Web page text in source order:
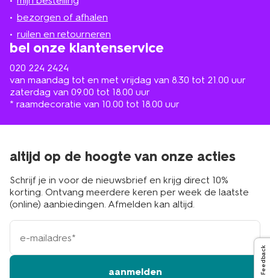
bezorgen of afhalen
ruilen en retourneren
bel onze klantenservice
020 224 2424
van maandag tot en met vrijdag van 8.30 tot 21.00 uur
zaterdag van 09.00 tot 18.00 uur
* raamdecoratie van 10.00 tot 18.00 uur
in
de
buurt
altijd op de hoogte van onze acties
Schrijf je in voor de nieuwsbrief en krijg direct 10%
korting. Ontvang meerdere keren per week de laatste
(online) aanbiedingen. Afmelden kan altijd.
e-
mailadres
aanmelden Feedback